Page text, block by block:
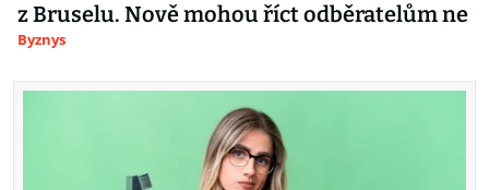
z Bruselu. Nově mohou říct odběratelům ne
Byznys